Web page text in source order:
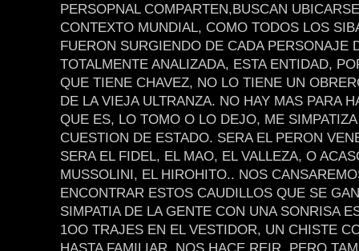
PERSOPNAL COMPARTEN,BUSCAN
CONTEXTO MUNDIAL, COMO TODOS LOS
FUERON SURGIENDO DE CADA PERSONAJE
TOTALMENTE ANALIZADA, ESTA ENTIDAD,
QUE TIENE CHAVEZ, NO LO TIENE UN
DE LA VIEJA ULTRANZA. NO HAY MAS PARA
QUE ES, LO TOMO O LO DEJO, ME
CUESTION DE ESTADO. SERA EL PERON
SERA EL FIDEL, EL MAO, EL VALLEZA, O
MUSSOLINI, EL HIROHITO.. NOS
ENCONTRAR ESTOS CAUDILLOS QUE SE
SIMPATIA DE LA GENTE CON UNA SONRISA
1OO TRAJES EN EL VESTIDOR, UN CHISTE